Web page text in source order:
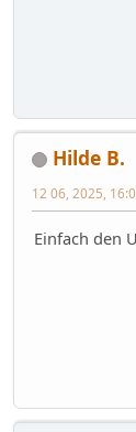
Hilde B.
12 06, 2025,
Einfach den